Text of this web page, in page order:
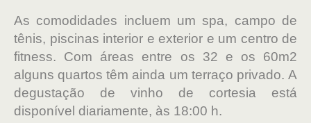
As comodidades incluem um spa, campo de
tênis, piscinas interior e exterior e um centro de
fitness. Com áreas entre os 32 e os 60m2
alguns quartos têm ainda um terraço privado. A
degustação de vinho de cortesia está
disponível diariamente, às 18:00 h.